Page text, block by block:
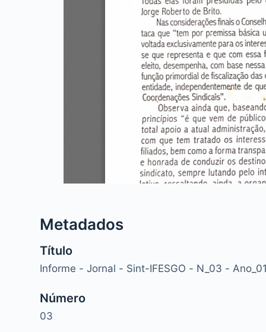
Metadados
Título
Informe - Jornal - Sint-IFESGO - N_03 -
Número
03